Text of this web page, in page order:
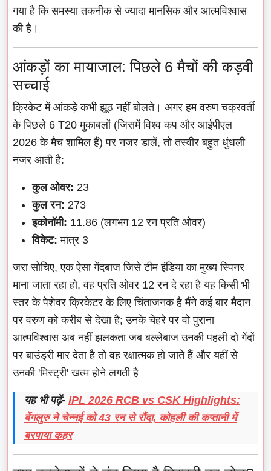
गया है कि समस्या तकनीक से ज्यादा मानसिक और आत्मविश्वास
की है।
आंकड़ों का मायाजाल: पिछले 6 मैचों की कड़वी
सच्चाई
क्रिकेट में आंकड़े कभी झूठ नहीं बोलते। अगर हम वरुण चक्रवर्ती
के पिछले 6 T20 मुकाबलों (जिसमें विश्व कप और आईपीएल
2026 के मैच शामिल हैं) पर नजर डालें, तो तस्वीर बहुत धुंधली
नजर आती है:
कुल ओवर: 23
कुल रन: 273
इकोनॉमी: 11.86 (लगभग 12 रन प्रति ओवर)
विकेट: मात्र 3
जरा सोचिए, एक ऐसा गेंदबाज जिसे टीम इंडिया का मुख्य स्पिनर
माना जाता रहा हो, वह प्रति ओवर 12 रन दे रहा है यह किसी भी
स्तर के पेशेवर क्रिकेटर के लिए चिंताजनक है मैंने कई बार मैदान
पर वरुण को करीब से देखा है; उनके चेहरे पर वो पुराना
आत्मविश्वास अब नहीं झलकता जब बल्लेबाज उनकी पहली दो गेंदों
पर बाउंड्री मार देता है तो वह रक्षात्मक हो जाते हैं और यहीं से
उनकी 'मिस्ट्री' खत्म होने लगती है
यह भी पढ़ें- IPL 2026 RCB vs CSK Highlights:
बेंगलुरु ने चेन्नई को 43 रन से रौंदा, कोहली की कप्तानी में
बरपाया कहर